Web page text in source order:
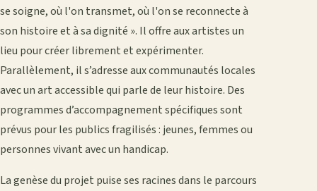
se soigne, où l'on transmet, où l'on se reconnecte à
son histoire et à sa dignité ». Il offre aux artistes un
lieu pour créer librement et expérimenter.
Parallèlement, il s’adresse aux communautés locales
avec un art accessible qui parle de leur histoire. Des
programmes d’accompagnement spécifiques sont
prévus pour les publics fragilisés : jeunes, femmes ou
personnes vivant avec un handicap.
La genèse du projet puise ses racines dans le parcours